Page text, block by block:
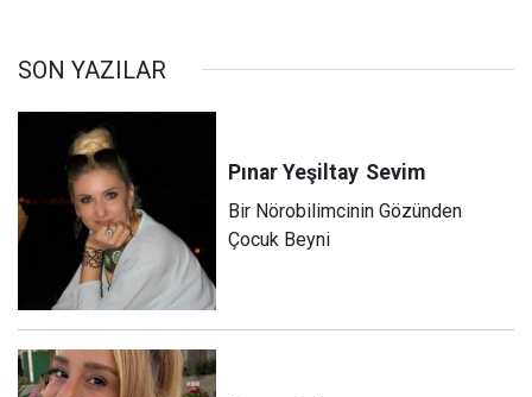
SON YAZILAR
Pınar Yeşiltay Sevim
Bir Nörobilimcinin Gözünden
Çocuk Beyni